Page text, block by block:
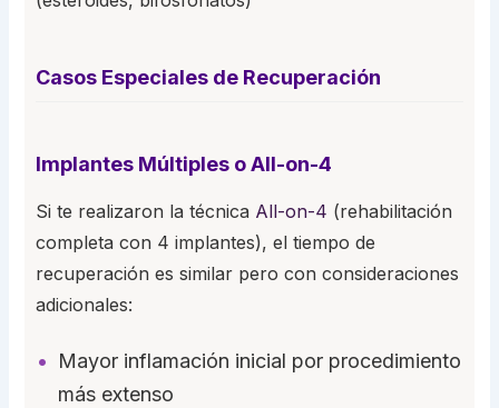
Casos Especiales de Recuperación
Implantes Múltiples o All-on-4
Si te realizaron la técnica All-on-4 (rehabilitación
completa con 4 implantes), el tiempo de
recuperación es similar pero con consideraciones
adicionales:
Mayor inflamación inicial por procedimiento
más extenso